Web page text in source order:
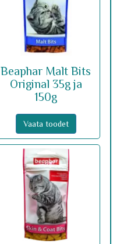
Beaphar Malt Bits
Original 35g ja
150g
Vaata toodet